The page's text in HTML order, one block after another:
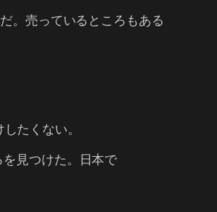
。売っているところもある
たくない。
見つけた。日本で